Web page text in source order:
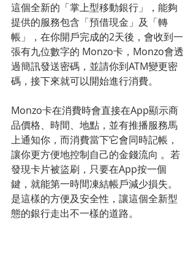
這個全新的「掌上型移動銀行」，能夠
提供的服務包含「預借現金」及「轉
帳」，在你開戶完成的2天後，會收到一
張有九位數字的 Monzo卡，Monzo會透
過簡訊發送密碼，並請你到ATM變更密
碼，接下來就可以開始進行消費。
Monzo卡在消費時會直接在App顯示商
品價格、時間、地點，並有推播服務馬
上通知你，而消費當下它會同時記帳，
讓你更方便地控制自己的金錢流向 。若
發現卡片被盜刷，只要在App按一個
鍵，就能第一時間凍結帳戶減少損失。
是這樣的方便及安全性，讓這個全新型
態的銀行走出不一樣的道路。